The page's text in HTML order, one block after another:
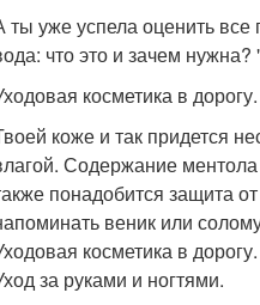
ты уже успела оценить
что это и зачем
косметика в дорогу.
коже и так придется
Содержание
понадобится защита
веник или
косметика в дорогу.
за руками и ногтями.